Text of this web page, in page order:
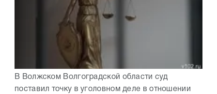
В Волжском Волгоградской области суд
поставил точку в уголовном деле в отношении